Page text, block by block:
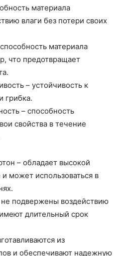
материала
влаги без потери своих
материала
что предотвращает
– устойчивость к
грибка.
– способность
свойства в течение
– обладает высокой
может использоваться в
подвержены воздействию
длительный срок
из
и обеспечивают надежную